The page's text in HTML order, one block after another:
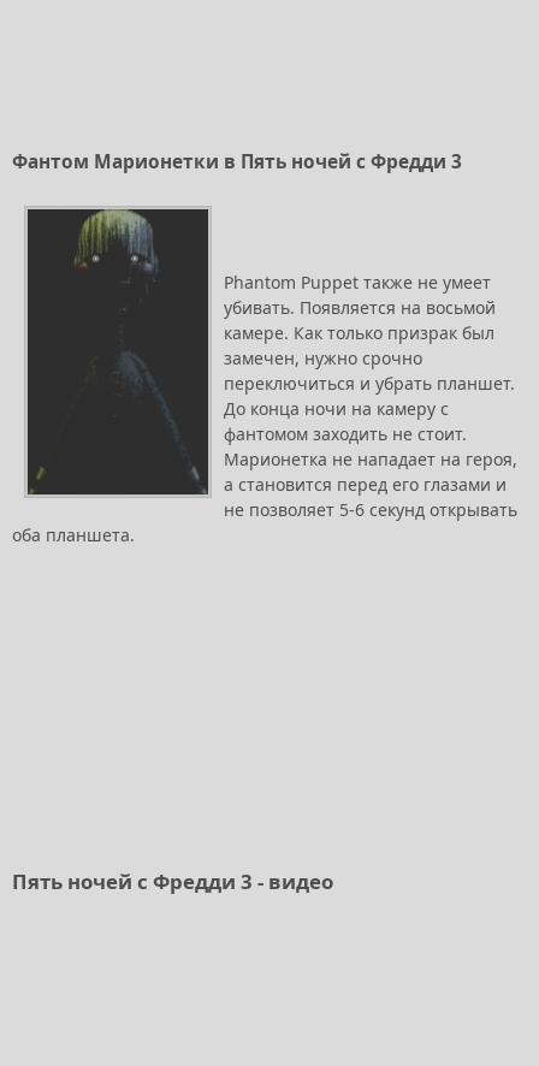
Фантом Марионетки в Пять ночей с Фредди 3
Phantom Puppet также не умеет
убивать. Появляется на восьмой
камере. Как только призрак был
замечен, нужно срочно
переключиться и убрать планшет.
До конца ночи на камеру с
фантомом заходить не стоит.
Марионетка не нападает на героя,
а становится перед его глазами и
не позволяет 5-6 секунд открывать
оба планшета.
Пять ночей с Фредди 3 - видео